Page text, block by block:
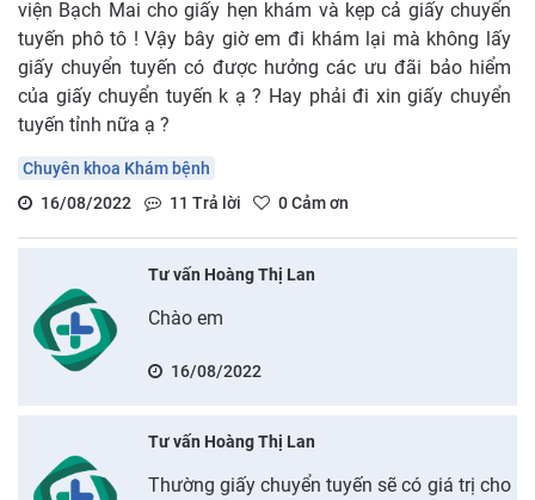
viện Bạch Mai cho giấy hẹn khám và kẹp cả giấy chuyển
tuyến phô tô ! Vậy bây giờ em đi khám lại mà không lấy
giấy chuyển tuyến có được hưởng các ưu đãi bảo hiểm
của giấy chuyển tuyến k ạ ? Hay phải đi xin giấy chuyển
tuyến tỉnh nữa ạ ?
Chuyên khoa Khám bệnh
16/08/2022
11 Trả lời 0Cảm ơn
Tư vấn Hoàng Thị Lan
Chào em
16/08/2022
Tư vấn Hoàng Thị Lan
Thường giấy chuyển tuyến sẽ có giá trị cho